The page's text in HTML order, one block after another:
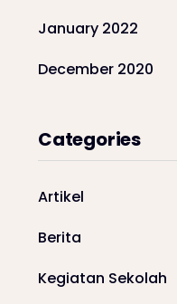
January 2022
December 2020
Categories
Artikel
Berita
Kegiatan Sekolah